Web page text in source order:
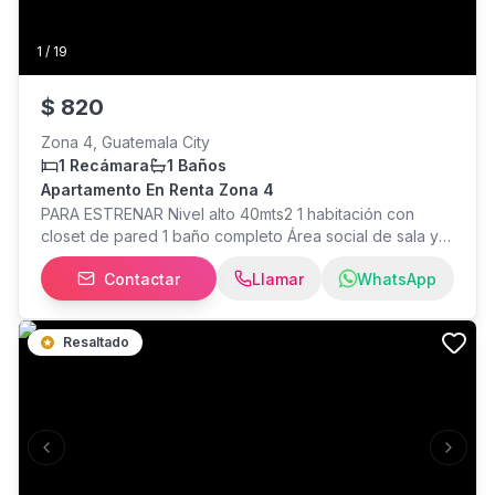
1 / 19
$ 820
Zona 4, Guatemala City
1 Recámara
1 Baños
Apartamento En Renta Zona 4
PARA ESTRENAR Nivel alto 40mts2 1 habitación con
closet de pared 1 baño completo Área social de sala y
comedor Balcón Cocina abierta e integral con linea
blanca 1 parqueo S4 SE ACEPTA MASCOTA PEQUEÑA
AMENIDADES Torre express Parqueo de visitas Área de
coworking Salas de reuniones Lobby y recepción Area
de churrasqueras Salon social RENTA: $820
Contactar Llamar WhatsApp
Previous slide Next
Resaltado